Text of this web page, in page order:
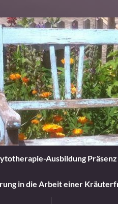
Ausbildung
in die Arbeit einer